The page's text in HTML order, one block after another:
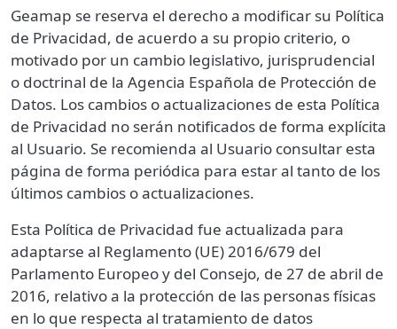
Geamap se reserva el derecho a modificar su Política
de Privacidad, de acuerdo a su propio criterio, o
motivado por un cambio legislativo, jurisprudencial
o doctrinal de la Agencia Española de Protección de
Datos. Los cambios o actualizaciones de esta Política
de Privacidad no serán notificados de forma explícita
al Usuario. Se recomienda al Usuario consultar esta
página de forma periódica para estar al tanto de los
últimos cambios o actualizaciones.
Esta Política de Privacidad fue actualizada para
adaptarse al Reglamento (UE) 2016/679 del
Parlamento Europeo y del Consejo, de 27 de abril de
2016, relativo a la protección de las personas físicas
en lo que respecta al tratamiento de datos